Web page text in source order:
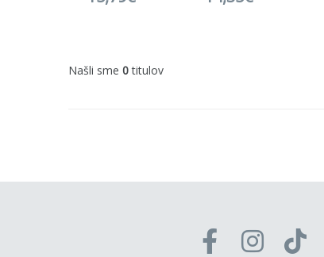
Našli sme 0titulov